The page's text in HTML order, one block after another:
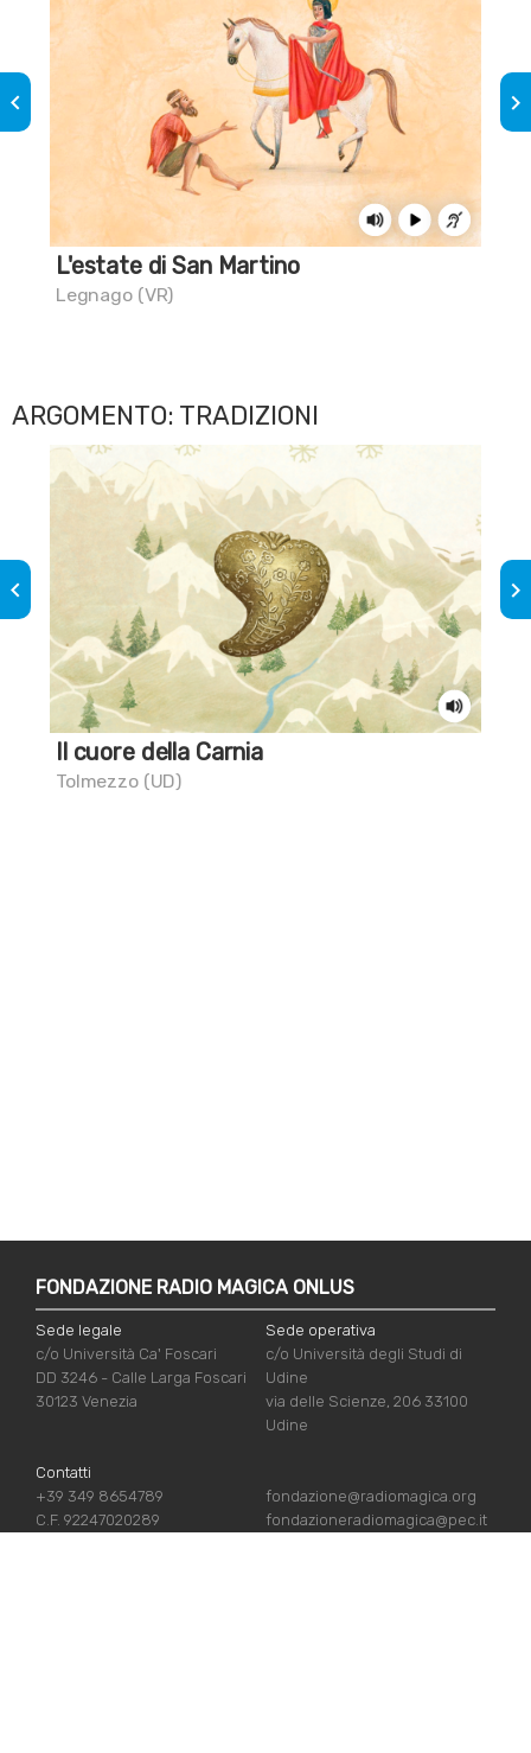
L'estate di San Martino
Legnago (VR)
keyboard_arrow_left keyboard_arrow_right
ARGOMENTO: TRADIZIONI
Il cuore della Carnia
Tolmezzo (UD)
keyboard_arrow_left keyboard_arrow_right
FONDAZIONE RADIO MAGICA ONLUS
Sede legale
c/o Università Ca' Foscari
DD 3246 - Calle Larga Foscari
30123 Venezia
Sede operativa
c/o Università degli Studi di
Udine
via delle Scienze, 206 33100
Udine
Contatti
+39 349 8654789
C.F. 92247020289
fondazione@radiomagica.org
fondazioneradiomagica@pec.it